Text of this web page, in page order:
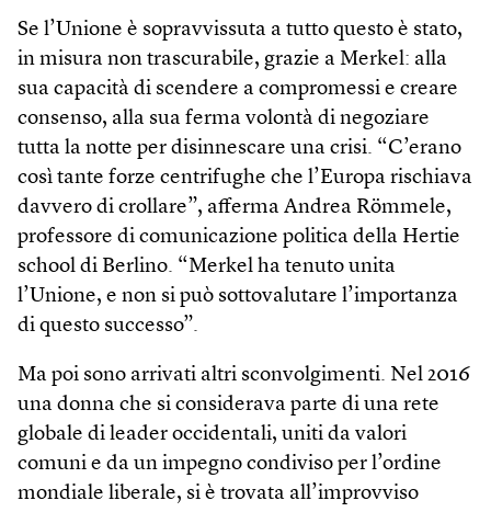
Se l’Unione è sopravvissuta a tutto questo è stato,
in misura non trascurabile, grazie a Merkel: alla
sua capacità di scendere a compromessi e creare
consenso, alla sua ferma volontà di negoziare
tutta la notte per disinnescare una crisi. “C’erano
così tante forze centrifughe che l’Europa rischiava
davvero di crollare”, afferma Andrea Römmele,
professore di comunicazione politica della Hertie
school di Berlino. “Merkel ha tenuto unita
l’Unione, e non si può sottovalutare l’importanza
di questo successo”.
Ma poi sono arrivati altri sconvolgimenti. Nel 2016
una donna che si considerava parte di una rete
globale di leader occidentali, uniti da valori
comuni e da un impegno condiviso per l’ordine
mondiale liberale, si è trovata all’improvviso